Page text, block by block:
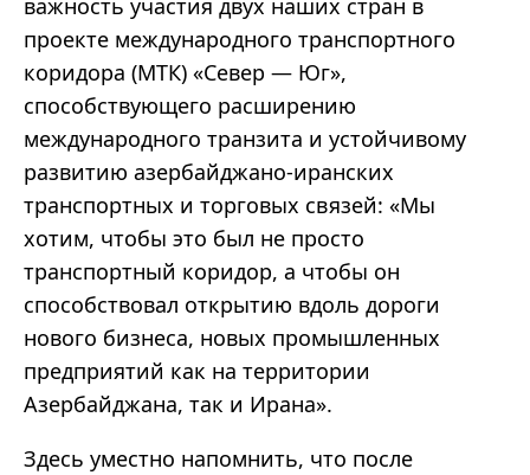
важность участия двух наших стран в
проекте международного транспортного
коридора (МТК) «Север — Юг»,
способствующего расширению
международного транзита и устойчивому
развитию азербайджано-иранских
транспортных и торговых связей: «Мы
хотим, чтобы это был не просто
транспортный коридор, а чтобы он
способствовал открытию вдоль дороги
нового бизнеса, новых промышленных
предприятий как на территории
Азербайджана, так и Ирана».
Здесь уместно напомнить, что после